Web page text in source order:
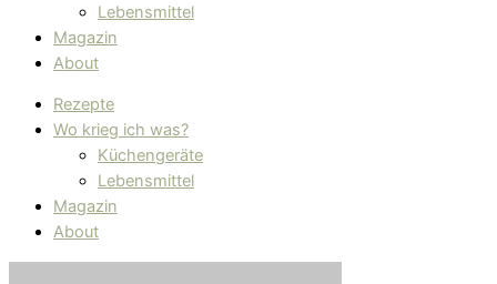
Lebensmittel
Magazin
About
Rezepte
Wo krieg ich was?
Küchengeräte
Lebensmittel
Magazin
About